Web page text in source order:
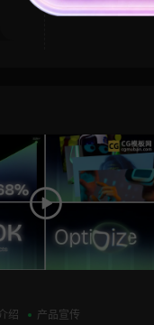
绍 产品宣传